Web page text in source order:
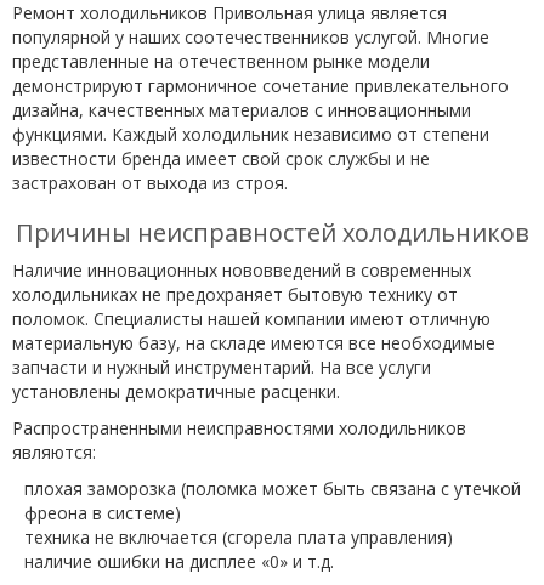
Ремонт холодильников Привольная улица является
популярной у наших соотечественников услугой. Многие
представленные на отечественном рынке модели
демонстрируют гармоничное сочетание привлекательного
дизайна, качественных материалов с инновационными
функциями. Каждый холодильник независимо от степени
известности бренда имеет свой срок службы и не
застрахован от выхода из строя.
Причины неисправностей холодильников
Наличие инновационных нововведений в современных
холодильниках не предохраняет бытовую технику от
поломок. Специалисты нашей компании имеют отличную
материальную базу, на складе имеются все необходимые
запчасти и нужный инструментарий. На все услуги
установлены демократичные расценки.
Распространенными неисправностями холодильников
являются:
плохая заморозка (поломка может быть связана с утечкой
фреона в системе)
техника не включается (сгорела плата управления)
наличие ошибки на дисплее «0» и т.д.